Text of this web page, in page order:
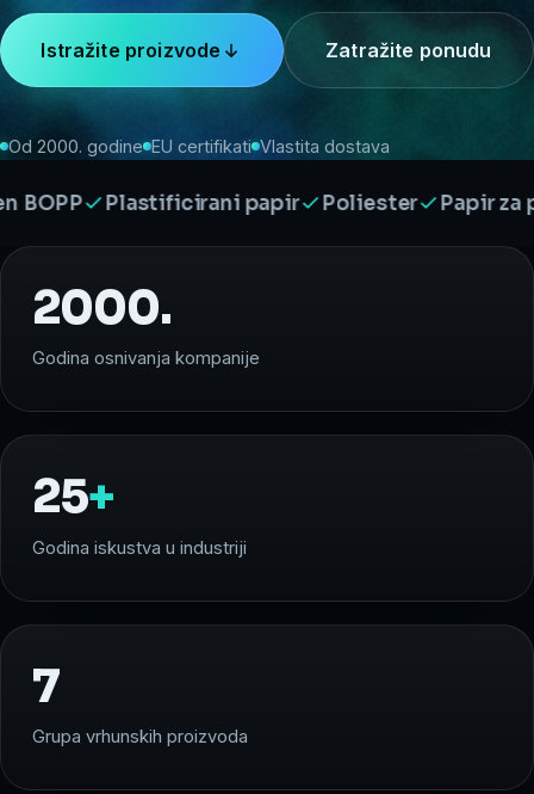
Istražite proizvode Zatražite ponudu
Od 2000. godine EU certifikati Vlastita dostava
Plastificirani papir Poliester Papir za
2000.
Godina osnivanja kompanije
25+
Godina iskustva u industriji
7
Grupa vrhunskih proizvoda